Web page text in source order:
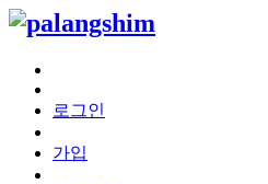
로그인
가입